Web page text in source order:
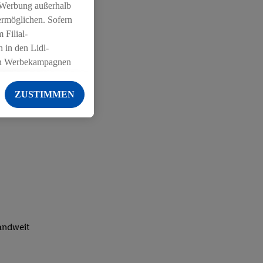
außerhalb
Sofern
Filial-
in den Lidl-
Diensten
der Lidl-Dienste,
Geschlecht -
Zielgruppen
in Ihr
daraus eine
ZUSTIMMEN